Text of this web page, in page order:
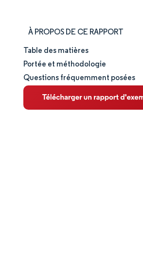
À PROPOS DE CE RAPPORT
Taille et part de marché
Analyse du marché
Tendances et perspectives
Table des matières
Portée et méthodologie
Questions fréquemment posées